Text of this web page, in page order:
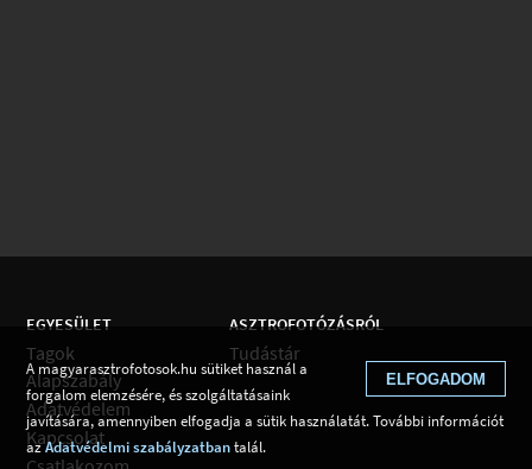
EGYESÜLET
Tagok
Alapszabály
Adatvédelem
Kapcsolat
ASZTROFOTÓZÁSRÓL
Tudástár
ELFOGADOM
A magyarasztrofotosok.hu sütiket használ a
forgalom elemzésére, és szolgáltatásaink
javítására, amennyiben elfogadja a sütik használatát. További információt
azAdatvédelmi szabályzatbantalál.